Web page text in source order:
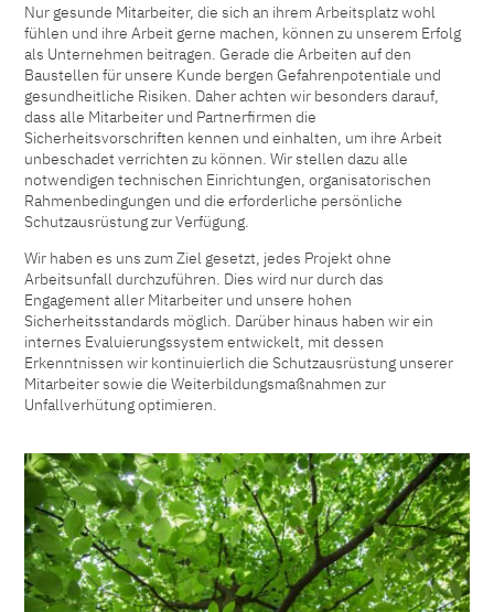
Nur gesunde Mitarbeiter, die sich an ihrem Arbeitsplatz wohl
fühlen und ihre Arbeit gerne machen, können zu unserem Erfolg
als Unternehmen beitragen. Gerade die Arbeiten auf den
Baustellen für unsere Kunde bergen Gefahrenpotentiale und
gesundheitliche Risiken. Daher achten wir besonders darauf,
dass alle Mitarbeiter und Partnerfirmen die
Sicherheitsvorschriften kennen und einhalten, um ihre Arbeit
unbeschadet verrichten zu können. Wir stellen dazu alle
notwendigen technischen Einrichtungen, organisatorischen
Rahmenbedingungen und die erforderliche persönliche
Schutzausrüstung zur Verfügung.
Wir haben es uns zum Ziel gesetzt, jedes Projekt ohne
Arbeitsunfall durchzuführen. Dies wird nur durch das
Engagement aller Mitarbeiter und unsere hohen
Sicherheitsstandards möglich. Darüber hinaus haben wir ein
internes Evaluierungssystem entwickelt, mit dessen
Erkenntnissen wir kontinuierlich die Schutzausrüstung unserer
Mitarbeiter sowie die Weiterbildungsmaßnahmen zur
Unfallverhütung optimieren.